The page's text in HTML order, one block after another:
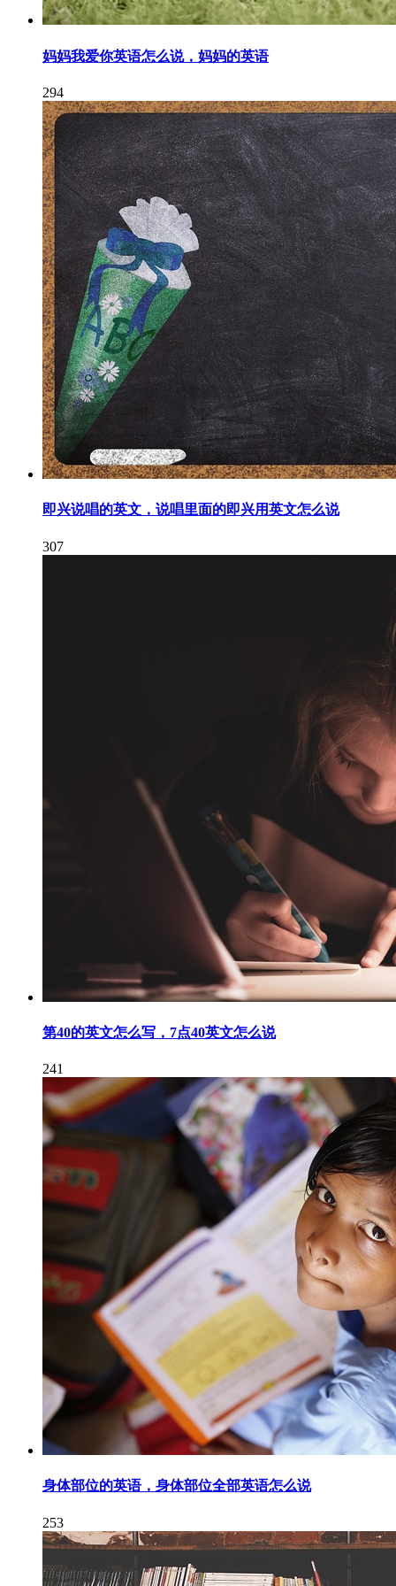
妈妈我爱你英语怎么说，妈妈的英语
294
即兴说唱的英文，说唱里面的即兴用英文怎么说
307
第40的英文怎么写，7点40英文怎么说
241
身体部位的英语，身体部位全部英语怎么说
253